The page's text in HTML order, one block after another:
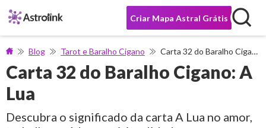
Criar Mapa Astral Grátis
Blog Tarot e Baralho Cigano Carta 32 do Baralho Cigano: A Lua
Carta 32 do Baralho Cigano: A
Lua
Descubra o significado da carta A Lua no amor,